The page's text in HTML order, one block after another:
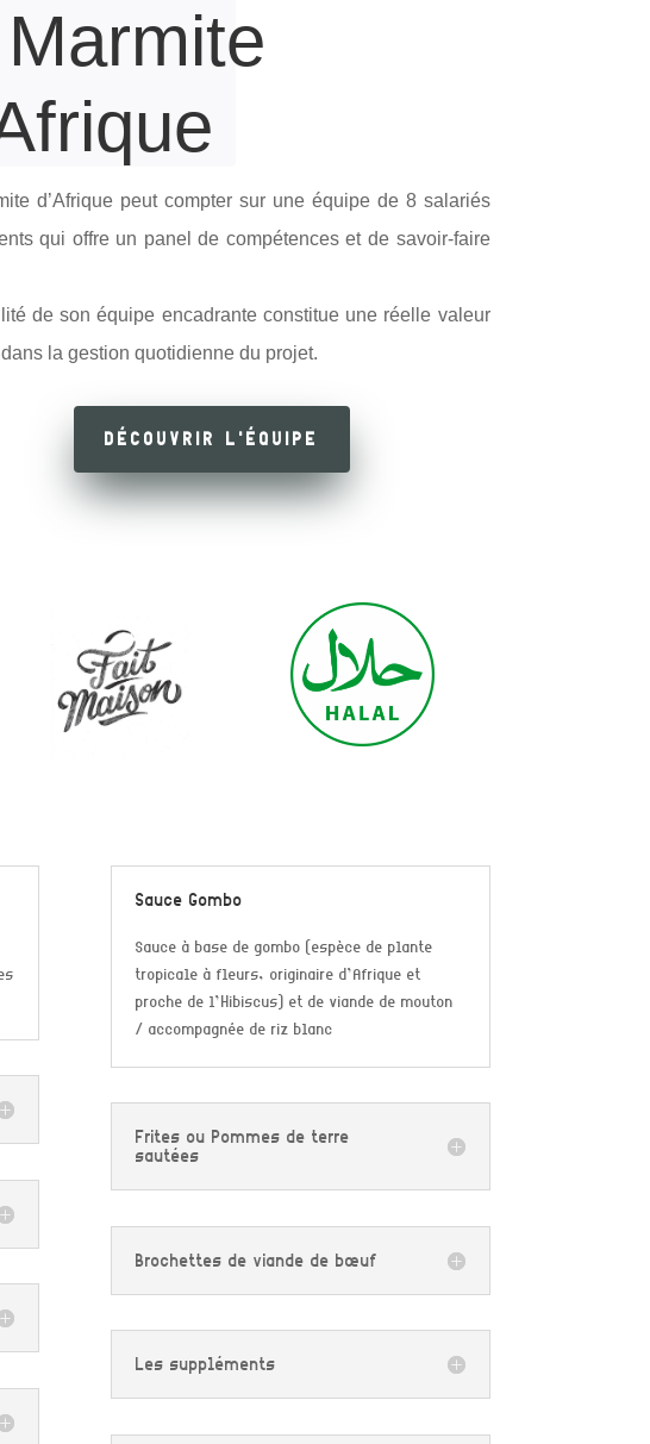
d’Afrique peut compter sur une équipe de 8 salariés
qui offre un panel de compétences et de savoir-faire
de son équipe encadrante constitue une réelle valeur
la gestion quotidienne du projet.
DÉCOUVRIR L'ÉQUIPE
Sauce Gombo
Sauce à base de gombo (espèce de plante
tropicale à fleurs, originaire d’Afrique et
proche de l’Hibiscus) et de viande de mouton
/ accompagnée de riz blanc
Frites ou Pommes de terre
sautées
Brochettes de viande de bœuf
Les suppléments